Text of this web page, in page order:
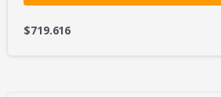
$719.616